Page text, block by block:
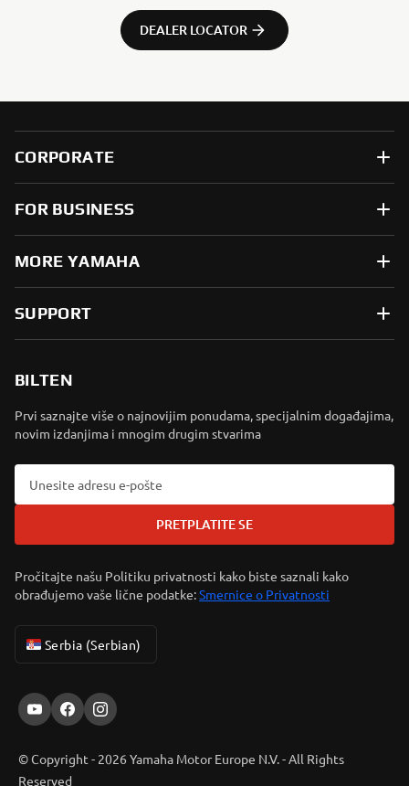
DEALER LOCATOR
CORPORATE
FOR BUSINESS
MORE YAMAHA
SUPPORT
BILTEN
Prvi saznajte više o najnovijim ponudama, specijalnim događajima,
novim izdanjima i mnogim drugim stvarima
PRETPLATITE SE
Pročitajte našu Politiku privatnosti kako biste saznali kako
obrađujemo vaše lične podatke:Smernice o Privatnosti
Serbia (Serbian)
© Copyright - 2026 Yamaha Motor Europe N.V. - All Rights
Reserved